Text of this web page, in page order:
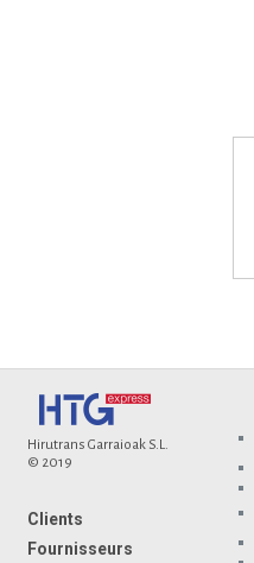
Hirutrans Garraioak S.L.
© 2019
Clients
Fournisseurs